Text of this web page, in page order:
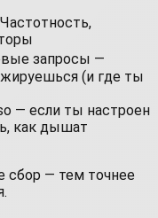
запросы —
(и где ты
— если ты настроен
как дышат
сбор — тем точнее